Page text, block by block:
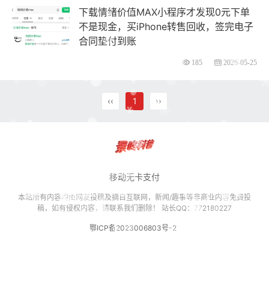
下载情绪价值MAX小程序才发现0元下单
不是现金，买iPhone转售回收，签完电子
合同垫付到账
185 2026-05-25
‹‹ 1 ››
移动无卡支付
本站所有内容均由网友投稿及摘自互联网，新闻/趣事等非商业内容免费投
稿，如有侵权内容，请联系我们删除！ 站长QQ：772180227
鄂ICP备2023006803号-2